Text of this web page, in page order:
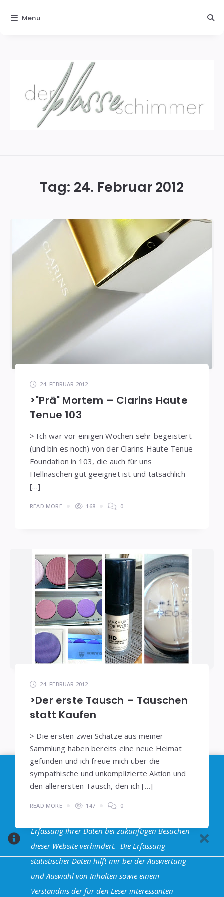
Tag: 24. Februar 2012
24. FEBRUAR 2012
>"Prä" Mortem – Clarins Haute
Tenue 103
> Ich war vor einigen Wochen sehr begeistert
(und bin es noch) von der Clarins Haute Tenue
Foundation in 103, die auch für uns
Hellnäschen gut geeignet ist und tatsächlich
[…]
READ MORE 168 0
24. FEBRUAR 2012
>Der erste Tausch – Tauschen
statt Kaufen
> Die ersten zwei Schätze aus meiner
Sammlung haben bereits eine neue Heimat
gefunden und ich freue mich über die
sympathische und unkomplizierte Aktion und
den allerersten Tausch, den ich […]
READ MORE 147 0
Halva Theme - Powered by WordPress
Menu
Im Sinne derDSGVO: Die Erfassung Deiner Daten
durchGoogle Analyticskönnen Sie durch
Klicken auf den folgenden Link unterbinden. Es
Erfassung Ihrer Daten bei zukünftigen Besuchen
dieser Website verhindert. Die Erfassung
statistischer Daten hilft mir bei der Auswertung
und Auswahl von Inhalten sowie einem
Verständnis der für den Leser interessanten